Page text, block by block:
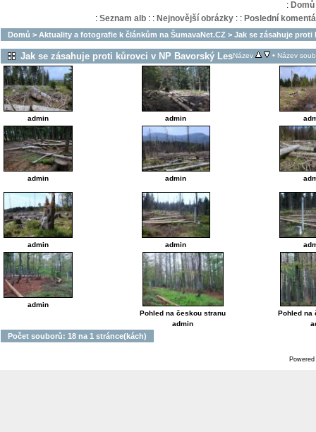
: Domů
: Seznam alb: : Nejnovější obrázky: : Poslední
Domů > Aktuality a fotografie k článkům na ŠumavaNet.CZ > Jak se zásahuje proti
Jak se zásahuje proti kůrovci v NP Bavorský LesNázev • Název
admin admin
admin admin
admin admin
admin
Pohled na českou stranu
admin
Pohled na
Počet souborů: 18 na 1 stránce(kách)